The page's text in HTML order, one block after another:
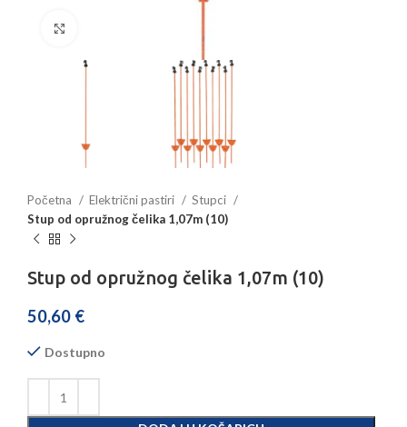
Početna Električni pastiri
Stupci
Stup od opružnog čelika 1,07m (10)
Stup od opružnog čelika 1,07m (10)
50,60 €
Dostupno